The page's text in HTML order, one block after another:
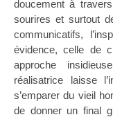
doucement à
sourires et surtout
communicatifs,
évidence, celle de
approche
réalisatrice laisse
s’emparer du vieil
de donner un final